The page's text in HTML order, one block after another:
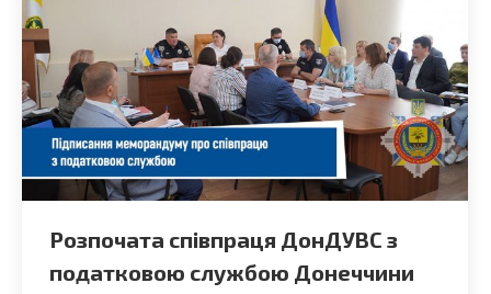
Розпочата співпраця ДонДУВС з
податковою службою Донеччини